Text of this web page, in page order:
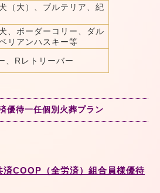
（大）、ブルテリア、紀
、ボーダーコリー、ダル
リアンハスキー等
、Rレトリーバー
優待一任個別火葬プラン
COOP（全労済）組合員様優待